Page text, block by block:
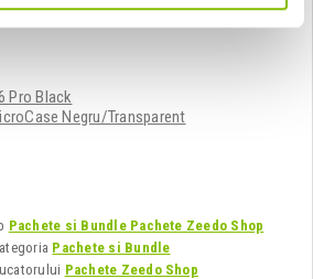
1010 MicroCase
Pro Black
Negru/Transparent
Pachete si Bundle Pachete Zeedo Shop
Pachete si Bundle
Pachete Zeedo Shop